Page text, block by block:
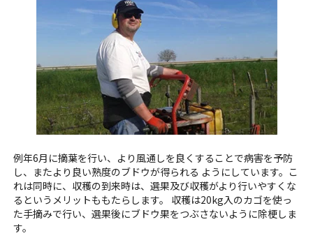
例年6月に摘葉を行い、より風通しを良くすることで病害を予防
し、またより良い熟度のブドウが得られる ようにしています。こ
れは同時に、収穫の到来時は、選果及び収穫がより行いやすくな
るというメリットももたらします。 収穫は20kg入のカゴを使っ
た手摘みで行い、選果後にブドウ果をつぶさないように除梗しま
す。